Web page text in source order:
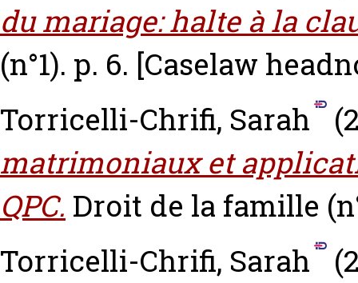
du mariage: halte à la
(n°1). p. 6. [Caselaw
Torricelli-Chrifi, Sarah
matrimoniaux et
QPC. Droit de la famille
Torricelli-Chrifi, Sarah